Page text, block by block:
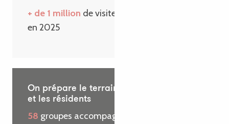
+ de 1 million de visiteurs sur le site internet
en 2025
On prépare le terrain pour les visiteurs
et les résidents
58 groupes accompagnés par l’agence